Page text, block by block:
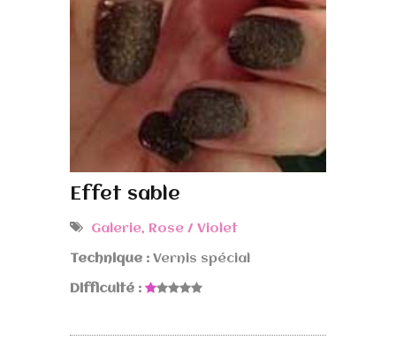
Effet sable
Galerie, Rose / Violet
Technique : Vernis spécial
Difficulté :